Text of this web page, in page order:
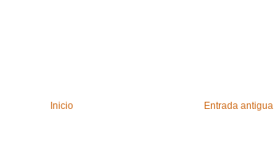
Entrada antigua
Inicio